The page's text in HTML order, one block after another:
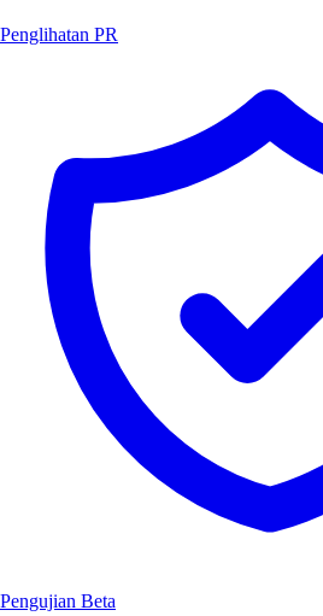
Penglihatan PR
Pengujian Beta